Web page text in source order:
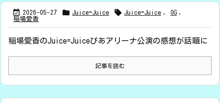
 2026-05-27  Juice=Juice  Juice=Juice , OG ,
稲場愛香
稲場愛香のJuice=Juiceぴあアリーナ公演の感想が話題に
記事を読む